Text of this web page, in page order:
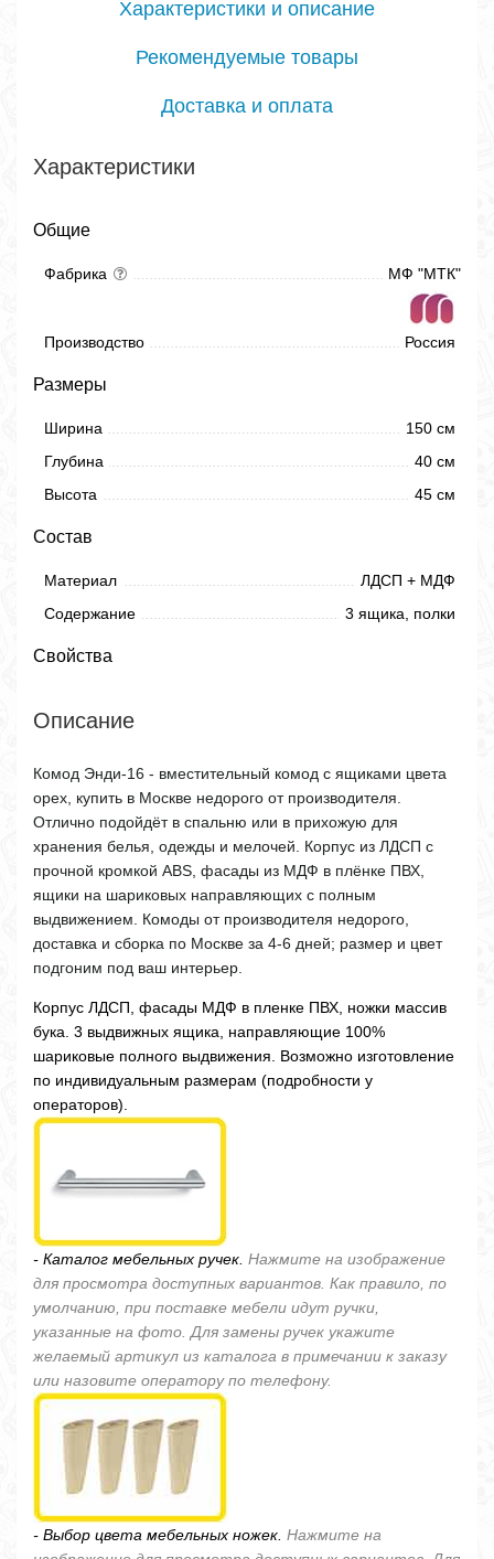
Характеристики и описание
Рекомендуемые товары
Доставка и оплата
Характеристики
Общие
Фабрика МФ "МТК"
Производство Россия
Размеры
Ширина
150 см
Глубина
40 см
Высота
45 см
Состав
Материал
ЛДСП + МДФ
Содержание
3 ящика, полки
Свойства
Описание
Комод Энди-16 - вместительный комод с ящиками цвета
орех, купить в Москве недорого от производителя.
Отлично подойдёт в спальню или в прихожую для
хранения белья, одежды и мелочей. Корпус из ЛДСП с
прочной кромкой ABS, фасады из МДФ в плёнке ПВХ,
ящики на шариковых направляющих с полным
выдвижением. Комоды от производителя недорого,
доставка и сборка по Москве за 4-6 дней; размер и цвет
подгоним под ваш интерьер.
Корпус ЛДСП, фасады МДФ в пленке ПВХ, ножки массив
бука. 3 выдвижных ящика, направляющие 100%
шариковые полного выдвижения. Возможно изготовление
по индивидуальным размерам (подробности у
операторов).
- Каталог мебельных ручек. Нажмите на изображение
для просмотра доступных вариантов. Как правило, по
умолчанию, при поставке мебели идут ручки,
указанные на фото. Для замены ручек укажите
желаемый артикул из каталога в примечании к заказу
или назовите оператору по телефону.
- Выбор цвета мебельных ножек. Нажмите на